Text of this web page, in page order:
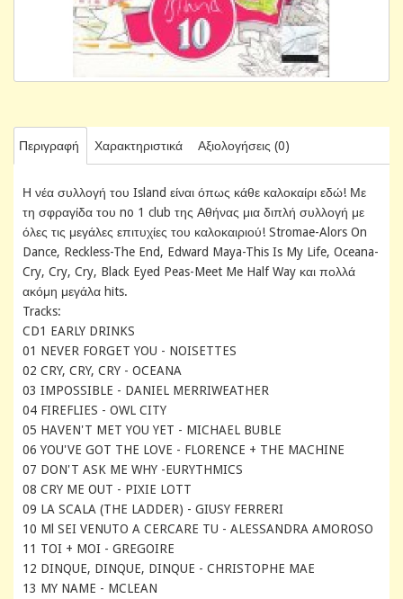
Περιγραφή Χαρακτηριστικά Αξιολογήσεις (0)
Η νέα συλλογή του Island είναι όπως κάθε καλοκαίρι εδώ! Με
τη σφραγίδα του no 1 club της Αθήνας μια διπλή συλλογή με
όλες τις μεγάλες επιτυχίες του καλοκαιριού! Stromae-Alors On
Dance, Reckless-The End, Edward Maya-This Is My Life, Oceana-
Cry, Cry, Cry, Black Eyed Peas-Meet Me Half Way και πολλά
ακόμη μεγάλα hits.
Tracks:
CD1 EARLY DRINKS
01 NEVER FORGET YOU - NOISETTES
02 CRY, CRY, CRY - OCEANA
03 IMPOSSIBLE - DANIEL MERRIWEATHER
04 FIREFLIES - OWL CITY
05 HAVEN'T MET YOU YET - MICHAEL BUBLE
06 YOU'VE GOT THE LOVE - FLORENCE + THE MACHINE
07 DON'T ASK ME WHY -EURYTHMICS
08 CRY ME OUT - PIXIE LOTT
09 LA SCALA (THE LADDER) - GIUSY FERRERI
10 Ml SEI VENUTO A CERCARE TU - ALESSANDRA AMOROSO
11 TOI + MOI - GREGOIRE
12 DINQUE, DINQUE, DINQUE - CHRISTOPHE MAE
13 MY NAME - MCLEAN